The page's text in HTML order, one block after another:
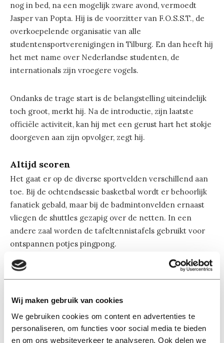
Wij maken gebruik van cookies
We gebruiken cookies om content en advertenties te
personaliseren, om functies voor social media te bieden
en om ons websiteverkeer te analyseren. Ook delen we
nog in bed, na een mogelijk zware avond, vermoedt
Jasper van Popta. Hij is de voorzitter van F.O.S.S.T., de
overkoepelende organisatie van alle
studentensportverenigingen in Tilburg. En dan heeft hij
het met name over Nederlandse studenten, de
internationals zijn vroegere vogels.
Ondanks de trage start is de belangstelling uiteindelijk
toch groot, merkt hij. Na de introductie, zijn laatste
officiële activiteit, kan hij met een gerust hart het stokje
doorgeven aan zijn opvolger, zegt hij.
Altijd scoren
Het gaat er op de diverse sportvelden verschillend aan
toe. Bij de ochtendsessie basketbal wordt er behoorlijk
fanatiek gebald, maar bij de badmintonvelden ernaast
vliegen de shuttles gezapig over de netten. In een
andere zaal worden de tafeltennistafels gebruikt voor
ontspannen potjes pingpong.
En buiten blijken de T-shirts van de studenten-
scoor je altijd, staat erop te lezen, maar de ballen van de
laat staan erin.